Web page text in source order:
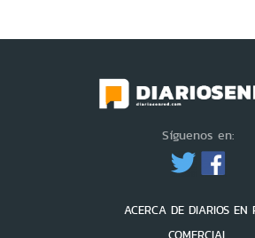
Síguenos en:
ACERCA DE DIARIOS EN